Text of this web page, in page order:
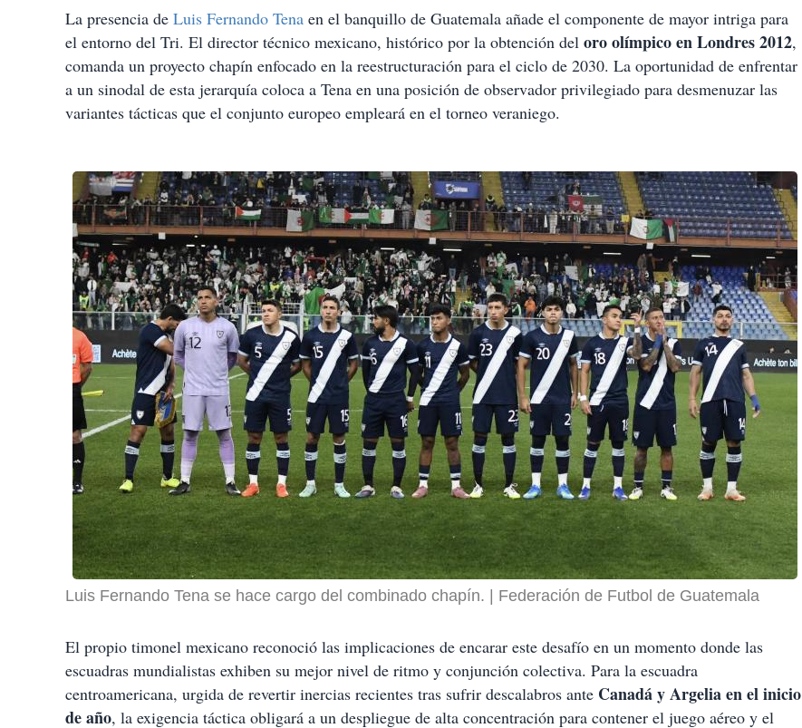
La presencia de Luis Fernando Tena en el banquillo de Guatemala añade el componente de mayor intriga para
el entorno del Tri. El director técnico mexicano, histórico por la obtención del oro olímpico en Londres 2012,
comanda un proyecto chapín enfocado en la reestructuración para el ciclo de 2030. La oportunidad de enfrentar
a un sinodal de esta jerarquía coloca a Tena en una posición de observador privilegiado para desmenuzar las
variantes tácticas que el conjunto europeo empleará en el torneo veraniego.
Luis Fernando Tena se hace cargo del combinado chapín. Federación de Futbol de Guatemala
El propio timonel mexicano reconoció las implicaciones de encarar este desafío en un momento donde las
escuadras mundialistas exhiben su mejor nivel de ritmo y conjunción colectiva. Para la escuadra
centroamericana, urgida de revertir inercias recientes tras sufrir descalabros ante Canadá y Argelia en el inicio
de año, la exigencia táctica obligará a un despliegue de alta concentración para contener el juego aéreo y el